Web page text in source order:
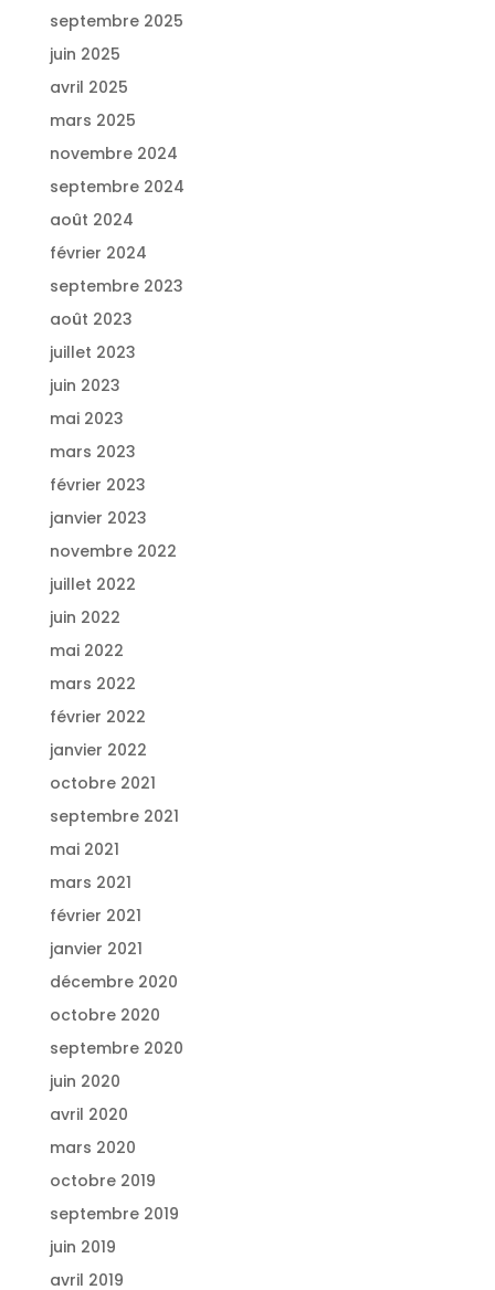
septembre 2025
juin 2025
avril 2025
mars 2025
novembre 2024
septembre 2024
août 2024
février 2024
septembre 2023
août 2023
juillet 2023
juin 2023
mai 2023
mars 2023
février 2023
janvier 2023
novembre 2022
juillet 2022
juin 2022
mai 2022
mars 2022
février 2022
janvier 2022
octobre 2021
septembre 2021
mai 2021
mars 2021
février 2021
janvier 2021
décembre 2020
octobre 2020
septembre 2020
juin 2020
avril 2020
mars 2020
octobre 2019
septembre 2019
juin 2019
avril 2019